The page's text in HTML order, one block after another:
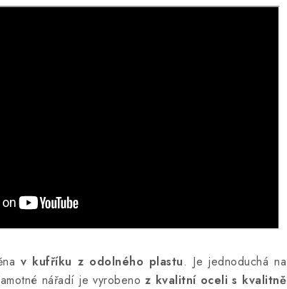
v kufříku z odolného plastu. Je jednoduchá na
nářadí je vyrobenoz kvalitní oceli s kvalitně